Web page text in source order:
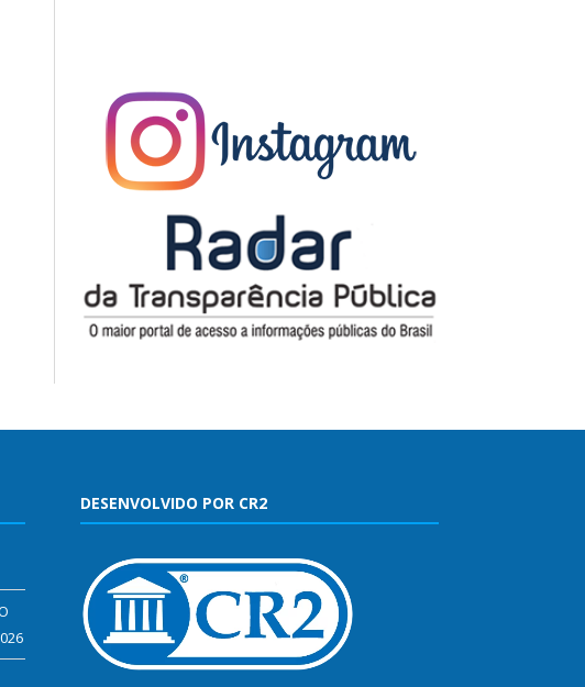
DESENVOLVIDO POR CR2